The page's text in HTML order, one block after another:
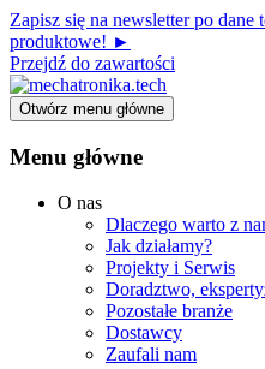
Zapisz się na newsletter po dane
produktowe! ►
Przejdź do zawartości
Otwórz menu główne
Menu główne
O nas
Dlaczego warto z
Jak działamy?
Projekty i Serwis
Doradztwo,
Pozostałe branże
Dostawcy
Zaufali nam